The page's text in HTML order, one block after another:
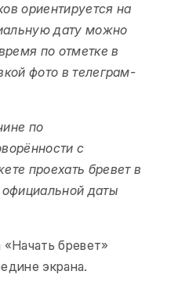
ориентируется на
дату можно
по отметке в
фото в телеграм-
по
с
проехать бревет в
даты
«Начать бревет»
экрана.